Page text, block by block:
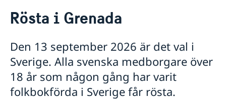
Hjälp till svenskar i Grenada
Pass utomlands
Gifta sig utomlands
Legaliseringar/apostille
Reseinformation
Ambassadens reseinformation
Rösta i Grenada
Den 13 september 2026 är det val i
Sverige. Alla svenska medborgare över
18 år som någon gång har varit
folkbokförda i Sverige får rösta.